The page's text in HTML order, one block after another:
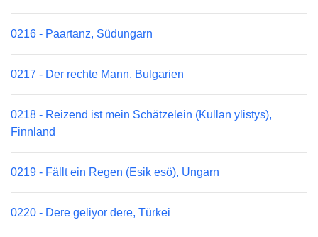
0216 - Paartanz, Südungarn
0217 - Der rechte Mann, Bulgarien
0218 - Reizend ist mein Schätzelein (Kullan ylistys),
Finnland
0219 - Fällt ein Regen (Esik esö), Ungarn
0220 - Dere geliyor dere, Türkei